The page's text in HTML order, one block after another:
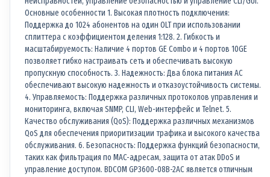
Основные особенности 1. Высокая плотность подключения:
Поддержка до 1024 абонентов на один OLT при использовании
сплиттера с коэффициентом деления 1:128. 2. Гибкость и
масштабируемость: Наличие 4 портов GE Combo и 4 портов 10GE
позволяет гибко настраивать сеть и обеспечивать высокую
пропускную способность. 3. Надежность: Два блока питания AC
обеспечивают высокую надежность и отказоустойчивость системы.
4. Управляемость: Поддержка различных протоколов управления и
мониторинга, включая SNMP, CLI, Web-интерфейс и Telnet. 5.
Качество обслуживания (QoS): Поддержка различных механизмов
QoS для обеспечения приоритизации трафика и высокого качества
обслуживания. 6. Безопасность: Поддержка функций безопасности,
таких как фильтрация по MAC-адресам, защита от атак DDoS и
управление доступом. BDCOM GP3600-08B-2AC является отличным